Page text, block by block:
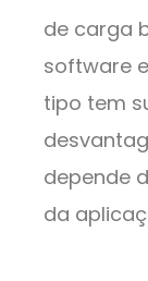
de carga
software
tipo tem
depende
da